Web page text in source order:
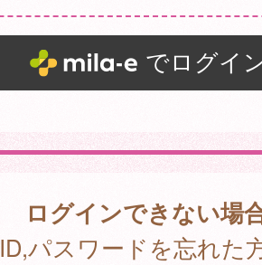
でログイ
ログインできない場
ID,パスワードを忘れた